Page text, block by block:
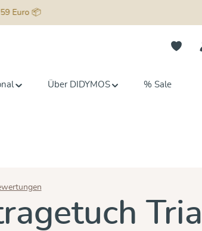
Euro 📦
Du
Über DIDYMOS % Sale
von 5 von 5 Sternen